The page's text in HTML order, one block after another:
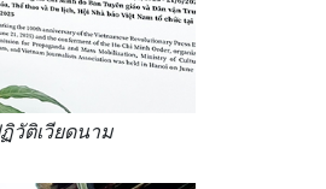
วัติเวียดนาม